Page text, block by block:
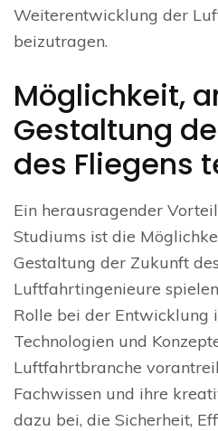
Weiterentwicklung der
beizutragen.
Möglichkeit,
Gestaltung
des Fliegens
Ein herausragender
Studiums ist die
Gestaltung der Zukunft
Luftfahrtingenieure
Rolle bei der Entwicklung
Technologien und
Luftfahrtbranche
Fachwissen und ihre
dazu bei, die Sicherheit,